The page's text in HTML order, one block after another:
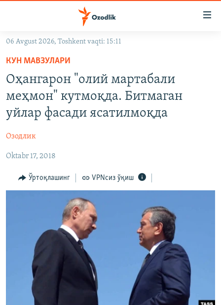
Асосий
навигацияга
ўтинг
Қидиришга
ўтинг
OZODARXIV
На русском
ИЖТИМОИЙ ТАРМОҚЛАР
Озодлик бошқа тилларда
06 Avgust 2026, Toshkent vaqti: 15:11
КУН МАВЗУЛАРИ
Оҳангарон "олий мартабали
меҳмон" кутмоқда. Битмаган
уйлар фасади ясатилмоқда
Озодлик
Oktabr 17, 2018
Ўртоқлашинг VPNсиз ўқиш